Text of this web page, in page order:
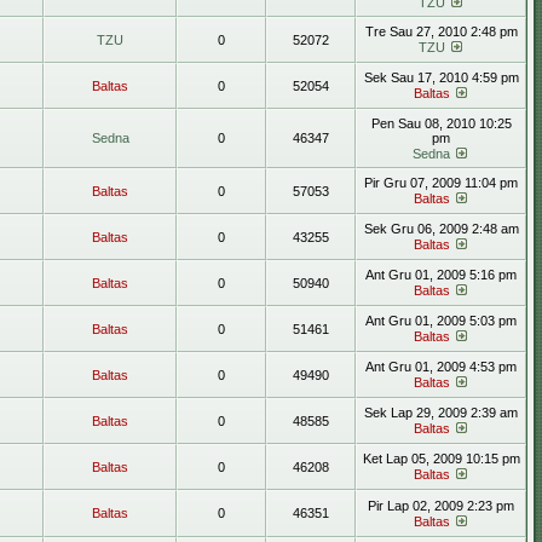
TZU 0 52072
Tre Sau 27, 2010 2:48 pm
TZU
Baltas 0 52054
Sek Sau 17, 2010 4:59 pm
Baltas
Sedna 0 46347
Pen Sau 08, 2010 10:25
pm
Sedna
Baltas 0 57053
Pir Gru 07, 2009 11:04 pm
Baltas
Baltas 0 43255
Sek Gru 06, 2009 2:48 am
Baltas
Baltas 0 50940
Ant Gru 01, 2009 5:16 pm
Baltas
Baltas 0 51461
Ant Gru 01, 2009 5:03 pm
Baltas
Baltas 0 49490
Ant Gru 01, 2009 4:53 pm
Baltas
Baltas 0 48585
Sek Lap 29, 2009 2:39 am
Baltas
Baltas 0 46208
Ket Lap 05, 2009 10:15 pm
Baltas
Baltas 0 46351
Pir Lap 02, 2009 2:23 pm
Baltas